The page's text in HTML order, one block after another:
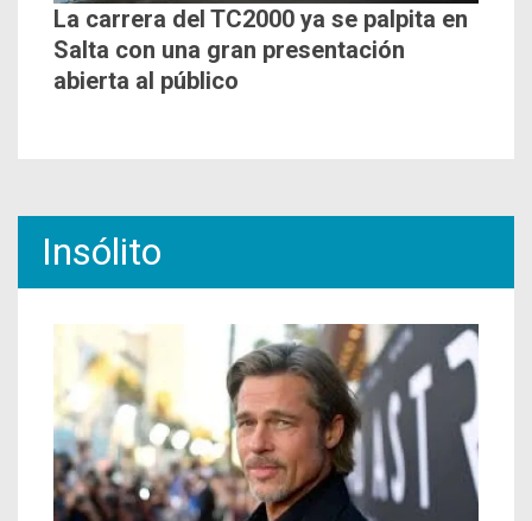
La carrera del TC2000 ya se palpita en
Salta con una gran presentación
abierta al público
Insólito